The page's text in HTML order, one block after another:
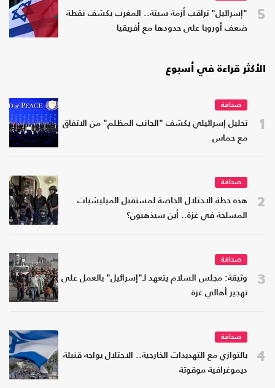
5
"إسرائيل" تراقب أزمة سبتة.. المغرب يكشف نقطة
ضعف أوروبا على حدودها مع أفريقيا
الأكثر قراءة في أسبوع
1
صحافة
تحليل إسرائيلي يكشف "الجانب المظلم" من الاتفاق
مع حماس
2
صحافة
هذه خطة الاحتلال الخاصة لمستقبل الميليشيات
المسلحة في غزة.. أين سيذهبون؟
3
صحافة
وثيقة: مجلس السلام يتعهد لـ"إسرائيل" بالعمل على
تهجير أهالي غزة
4
صحافة
بالتوازي مع التهديدات الخارجية.. الاحتلال يواجه قنبلة
ديموغرافية موقوتة